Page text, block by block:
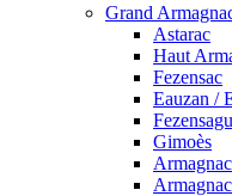
Grand
Astarac
Haut
Fezensac
Eauzan /
Gimoès